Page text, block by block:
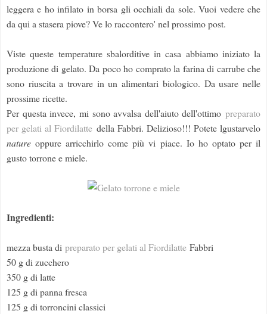
leggera e ho infilato in borsa gli occhiali da sole. Vuoi vedere che
da qui a stasera piove? Ve lo raccontero' nel prossimo post.
Viste queste temperature sbalorditive in casa abbiamo iniziato la
produzione di gelato. Da poco ho comprato la farina di carrube che
sono riuscita a trovare in un alimentari biologico. Da usare nelle
prossime ricette.
Per questa invece, mi sono avvalsa dell'aiuto dell'ottimo preparato
per gelati al Fiordilatte della Fabbri. Delizioso!!! Potete lgustarvelo
natureoppure arricchirlo come più vi piace. Io ho optato per il
gusto torrone e miele.
Ingredienti:
mezza busta di preparato per gelati al Fiordilatte Fabbri
50 g di zucchero
350 g di latte
125 g di panna fresca
125 g di torroncini classici